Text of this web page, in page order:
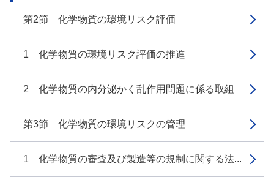
第2節 化学物質の環境リスク評価
1 化学物質の環境リスク評価の推進
2 化学物質の内分泌かく乱作用問題に係る取組
第3節 化学物質の環境リスクの管理
1 化学物質の審査及び製造等の規制に関する法...